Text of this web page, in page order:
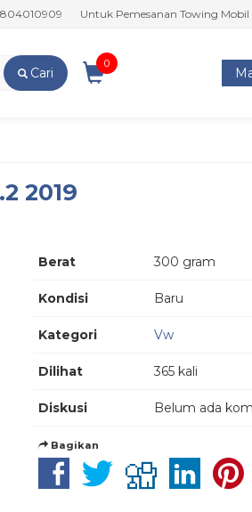
Untuk Pemesanan Towing Mobil /
Cari
0
2019
Berat 300 gram
Kondisi Baru
Kategori Vw
Dilihat 365 kali
Diskusi Belum ada
Bagikan